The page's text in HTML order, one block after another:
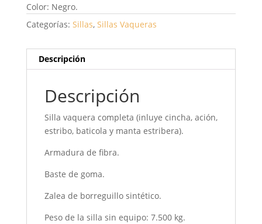
Color: Negro.
Categorías: Sillas, Sillas Vaqueras
Descripción
Descripción
Silla vaquera completa (inluye cincha, ación,
estribo, baticola y manta estribera).
Armadura de fibra.
Baste de goma.
Zalea de borreguillo sintético.
Peso de la silla sin equipo: 7.500 kg.